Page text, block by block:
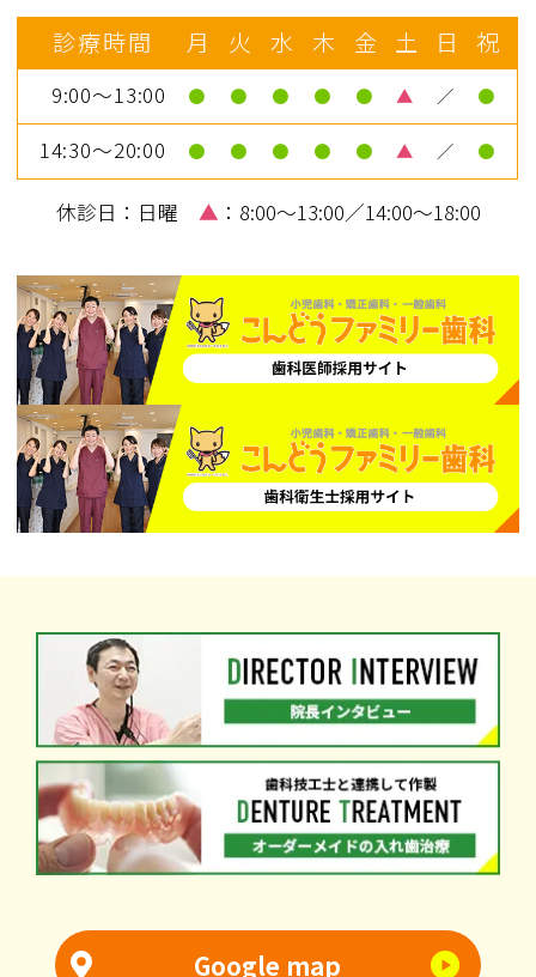
ります。
・顎の骨が痩せると入れ歯が合わなくな
り、調整（修理）が必要になる場合があ
ります。
診療時間 月 火 水 木 金 土 日 祝
9:00～13:00 ● ● ● ● ● ▲ ／ ●
14:30～20:00 ● ● ● ● ● ▲ ／ ●
休診日：日曜 ▲ ：8:00～13:00／14:00～18:00
Google map